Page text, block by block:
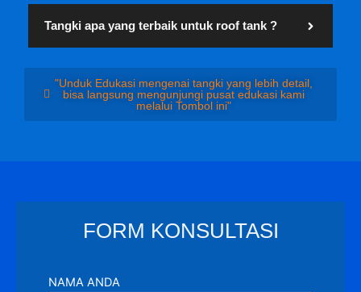
Tangki apa yang terbaik untuk roof tank ?
"Unduk Edukasi mengenai tangki yang lebih detail,
bisa langsung mengunjungi pusat edukasi kami
melalui Tombol ini"
FORM KONSULTASI
NAMA ANDA